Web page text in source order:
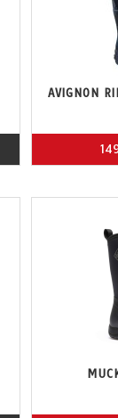
AVIGNON